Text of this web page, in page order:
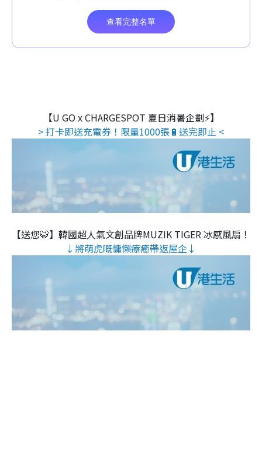
【U GO x CHARGESPOT 夏日消暑企劃⚡】
> 打卡即送充電券！限量1000張🔋送完即止 <
【送您🐯】韓國超人氣文創品牌MUZIK TIGER 冰感風扇！
↓將萌虎嘅慵懶療癒帶返屋企↓